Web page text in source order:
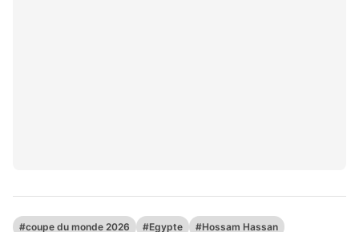
#coupe du monde 2026 #Egypte #Hossam Hassan